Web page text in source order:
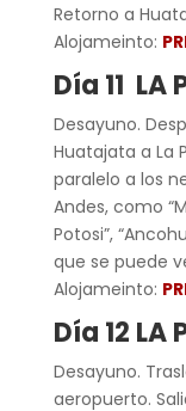
Retorno a
Alojameinto:
Día 11 LA
Desayuno.
Huatajata a La
paralelo a los
Andes, como
Potosi”,
que se puede
Alojameinto:
Día 12 LA
Desayuno.
aeropuerto.